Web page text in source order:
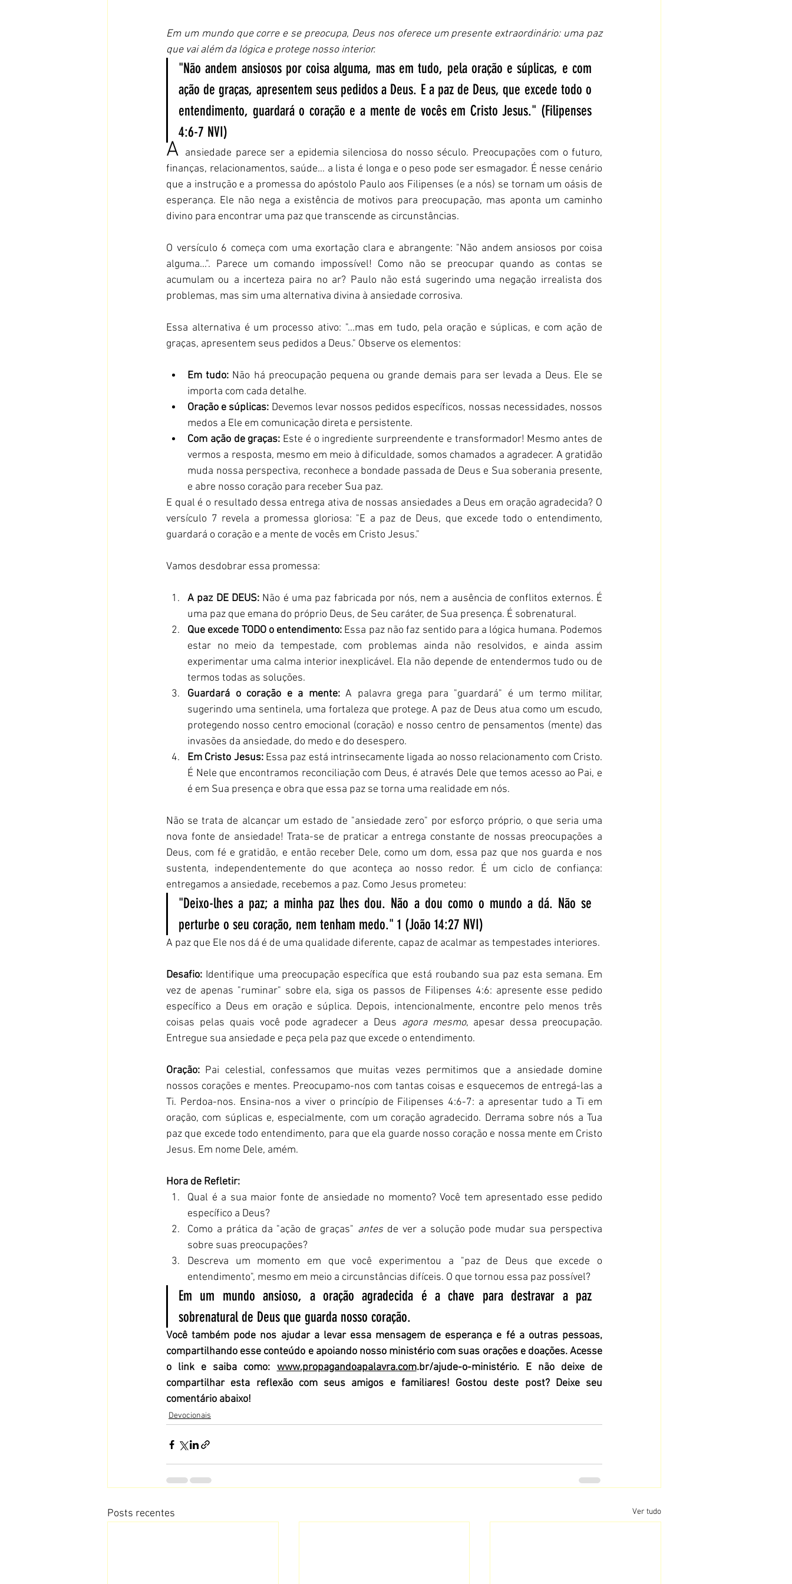
Em um mundo que corre e se preocupa, Deus nos oferece um presente extraordinário: uma paz
que vai além da lógica e protege nosso interior.
"Não andem ansiosos por coisa alguma, mas em tudo, pela oração e súplicas, e com
ação de graças, apresentem seus pedidos a Deus. E a paz de Deus, que excede todo o
entendimento, guardará o coração e a mente de vocês em Cristo Jesus." (Filipenses
4:6-7 NVI)
A ansiedade parece ser a epidemia silenciosa do nosso século. Preocupações com o futuro,
finanças, relacionamentos, saúde... a lista é longa e o peso pode ser esmagador. É nesse cenário
que a instrução e a promessa do apóstolo Paulo aos Filipenses (e a nós) se tornam um oásis de
esperança. Ele não nega a existência de motivos para preocupação, mas aponta um caminho
divino para encontrar uma paz que transcende as circunstâncias.
O versículo 6 começa com uma exortação clara e abrangente: "Não andem ansiosos por coisa
alguma...". Parece um comando impossível! Como não se preocupar quando as contas se
acumulam ou a incerteza paira no ar? Paulo não está sugerindo uma negação irrealista dos
problemas, mas sim uma alternativa divina à ansiedade corrosiva.
Essa alternativa é um processo ativo: "...mas em tudo, pela oração e súplicas, e com ação de
graças, apresentem seus pedidos a Deus." Observe os elementos:
Em tudo: Não há preocupação pequena ou grande demais para ser levada a Deus. Ele se
importa com cada detalhe.
Oração e súplicas: Devemos levar nossos pedidos específicos, nossas necessidades, nossos
medos a Ele em comunicação direta e persistente.
Com ação de graças: Este é o ingrediente surpreendente e transformador! Mesmo antes de
vermos a resposta, mesmo em meio à dificuldade, somos chamados a agradecer. A gratidão
muda nossa perspectiva, reconhece a bondade passada de Deus e Sua soberania presente,
e abre nosso coração para receber Sua paz.
E qual é o resultado dessa entrega ativa de nossas ansiedades a Deus em oração agradecida? O
versículo 7 revela a promessa gloriosa: "E a paz de Deus, que excede todo o entendimento,
guardará o coração e a mente de vocês em Cristo Jesus."
Vamos desdobrar essa promessa:
A paz DE DEUS: Não é uma paz fabricada por nós, nem a ausência de conflitos externos. É
uma paz que emana do próprio Deus, de Seu caráter, de Sua presença. É sobrenatural.
Que excede TODO o entendimento: Essa paz não faz sentido para a lógica humana. Podemos
estar no meio da tempestade, com problemas ainda não resolvidos, e ainda assim
experimentar uma calma interior inexplicável. Ela não depende de entendermos tudo ou de
termos todas as soluções.
Guardará o coração e a mente: A palavra grega para "guardará" é um termo militar,
sugerindo uma sentinela, uma fortaleza que protege. A paz de Deus atua como um escudo,
protegendo nosso centro emocional (coração) e nosso centro de pensamentos (mente) das
invasões da ansiedade, do medo e do desespero.
Em Cristo Jesus: Essa paz está intrinsecamente ligada ao nosso relacionamento com Cristo.
É Nele que encontramos reconciliação com Deus, é através Dele que temos acesso ao Pai, e
é em Sua presença e obra que essa paz se torna uma realidade em nós.
Não se trata de alcançar um estado de "ansiedade zero" por esforço próprio, o que seria uma
nova fonte de ansiedade! Trata-se de praticar a entrega constante de nossas preocupações a
Deus, com fé e gratidão, e então receber Dele, como um dom, essa paz que nos guarda e nos
sustenta, independentemente do que aconteça ao nosso redor. É um ciclo de confiança:
entregamos a ansiedade, recebemos a paz. Como Jesus prometeu:
"Deixo-lhes a paz; a minha paz lhes dou. Não a dou como o mundo a dá. Não se
perturbe o seu coração, nem tenham medo." 1 (João 14:27 NVI)
A paz que Ele nos dá é de uma qualidade diferente, capaz de acalmar as tempestades interiores.
Desafio: Identifique uma preocupação específica que está roubando sua paz esta semana. Em
vez de apenas "ruminar" sobre ela, siga os passos de Filipenses 4:6: apresente esse pedido
específico a Deus em oração e súplica. Depois, intencionalmente, encontre pelo menos três
coisas pelas quais você pode agradecer a Deus agora mesmo, apesar dessa preocupação.
Entregue sua ansiedade e peça pela paz que excede o entendimento.
Oração: Pai celestial, confessamos que muitas vezes permitimos que a ansiedade domine
nossos corações e mentes. Preocupamo-nos com tantas coisas e esquecemos de entregá-las a
Ti. Perdoa-nos. Ensina-nos a viver o princípio de Filipenses 4:6-7: a apresentar tudo a Ti em
oração, com súplicas e, especialmente, com um coração agradecido. Derrama sobre nós a Tua
paz que excede todo entendimento, para que ela guarde nosso coração e nossa mente em Cristo
Jesus. Em nome Dele, amém.
Hora de Refletir:
Qual é a sua maior fonte de ansiedade no momento? Você tem apresentado esse pedido
específico a Deus?
Como a prática da "ação de graças" antes de ver a solução pode mudar sua perspectiva
sobre suas preocupações?
Descreva um momento em que você experimentou a "paz de Deus que excede o
entendimento", mesmo em meio a circunstâncias difíceis. O que tornou essa paz possível?
Em um mundo ansioso, a oração agradecida é a chave para destravar a paz
sobrenatural de Deus que guarda nosso coração.
Você também pode nos ajudar a levar essa mensagem de esperança e fé a outras pessoas,
compartilhando esse conteúdo e apoiando nosso ministério com suas orações e doações. Acesse
o link e saiba como: www.propagandoapalavra.com.br/ajude-o-ministério. E não deixe de
compartilhar esta reflexão com seus amigos e familiares! Gostou deste post? Deixe seu
comentário abaixo!
Devocionais
Posts recentes Ver tudo